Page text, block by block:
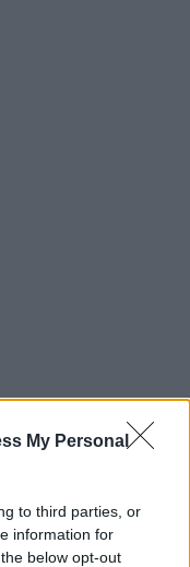
My Personal
to third parties, or
information for
below opt-out
Logga in